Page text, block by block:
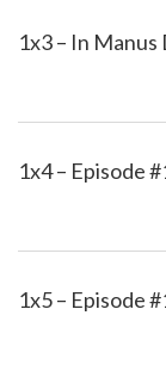
1x3 – In Manus
1x4 – Episode
1x5 – Episode